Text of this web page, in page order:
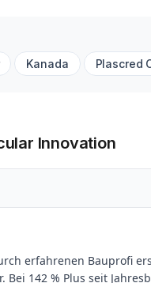
Kanada Plascred
Innovation